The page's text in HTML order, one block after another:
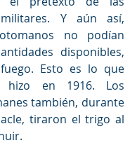
militares. Y aún así,
no podían
disponibles,
Esto es lo que
hizo en 1916. Los
también, durante
tiraron el trigo al